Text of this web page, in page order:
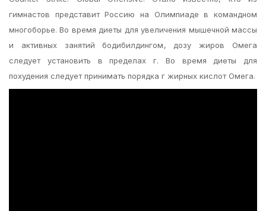
гимнастов представит Россию на Олимпиаде в командном
многоборье. Во время диеты для увеличения мышечной массы
и активных занятий бодибилдингом, дозу жиров Омега
следует установить в пределах г. Во время диеты для
похудения следует принимать порядка г жирных кислот Омега.